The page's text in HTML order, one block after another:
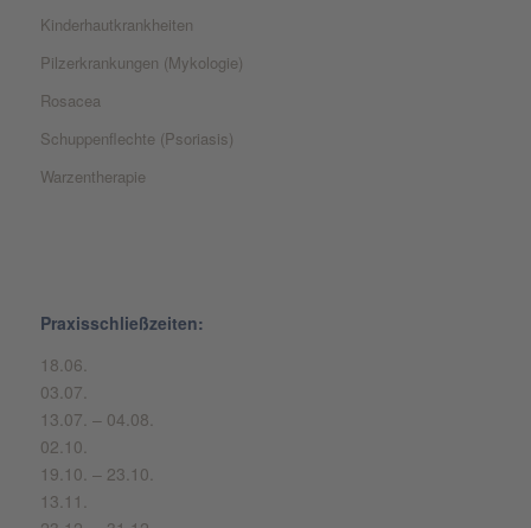
Kinderhautkrankheiten
Pilzerkrankungen (Mykologie)
Rosacea
Schuppenflechte (Psoriasis)
Warzentherapie
Praxisschließzeiten:
18.06.
03.07.
13.07. – 04.08.
02.10.
19.10. – 23.10.
13.11.